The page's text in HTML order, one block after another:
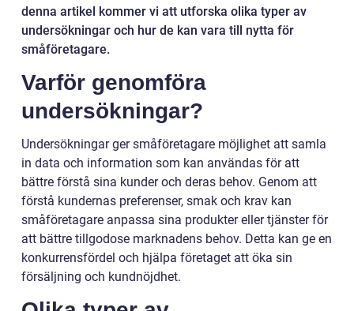
denna artikel kommer vi att utforska olika typer av
undersökningar och hur de kan vara till nytta för
småföretagare.
Varför genomföra
undersökningar?
Undersökningar ger småföretagare möjlighet att samla
in data och information som kan användas för att
bättre förstå sina kunder och deras behov. Genom att
förstå kundernas preferenser, smak och krav kan
småföretagare anpassa sina produkter eller tjänster för
att bättre tillgodose marknadens behov. Detta kan ge en
konkurrensfördel och hjälpa företaget att öka sin
försäljning och kundnöjdhet.